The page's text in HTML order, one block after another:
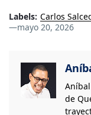
Labels: Carlos
—mayo 20, 2026
de